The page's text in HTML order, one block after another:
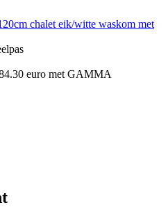
chalet eik/witte waskom met
euro met GAMMA